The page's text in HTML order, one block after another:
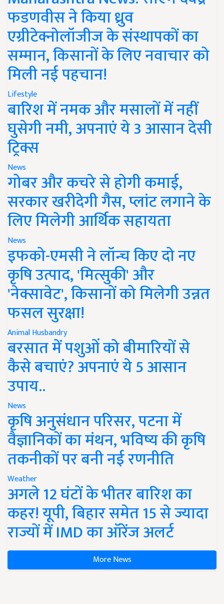
फडणवीस ने किया ध्रुव
एग्रीटेक्नोलॉजीज के संस्थापकों का
सम्मान, किसानों के लिए नवाचार को
मिली नई पहचान!
Lifestyle
बारिश में नमक और मसालों में नहीं
घुसेगी नमी, अपनाएं ये 3 आसान देसी
ट्रिक्स
News
गोबर और कचरे से होगी कमाई,
सरकार खरीदेगी गैस, प्लांट लगाने के
लिए मिलेगी आर्थिक सहायता
News
इफको-एमसी ने लॉन्च किए दो नए
कृषि उत्पाद, 'मित्सुकी' और
'नेक्सावेट', किसानों को मिलेगी उन्नत
फसल सुरक्षा!
Animal Husbandry
बरसात में पशुओं को बीमारियों से
कैसे बचाएं? अपनाएं ये 5 आसान
उपाय..
News
कृषि अनुसंधान परिसर, पटना में
वैज्ञानिकों का मंथन, भविष्य की कृषि
तकनीकों पर बनी नई रणनीति
Weather
अगले 12 घंटों के भीतर बारिश का
कहर! यूपी, बिहार समेत 15 से ज्यादा
राज्यों में IMD का ऑरेंज अलर्ट
More News